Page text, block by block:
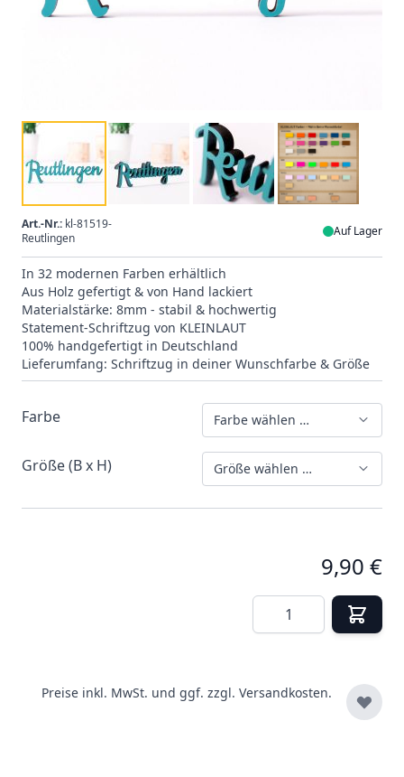
Art.-Nr.: kl-81519-
Reutlingen
Auf Lager
In 32 modernen Farben erhältlich
Aus Holz gefertigt & von Hand lackiert
Materialstärke: 8mm - stabil & hochwertig
Statement-Schriftzug von KLEINLAUT
100% handgefertigt in Deutschland
Lieferumfang: Schriftzug in deiner Wunschfarbe & Größe
Farbe Farbe wählen …
Größe (B x H) Größe wählen …
9,90 €
Menge
Preise inkl. MwSt. und ggf. zzgl. Versandkosten.